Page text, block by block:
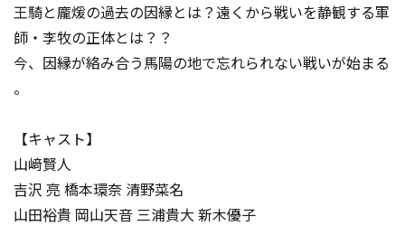
王騎と龐煖の過去の因縁とは？遠くから戦いを静観する軍
師・李牧の正体とは？？
今、因縁が絡み合う馬陽の地で忘れられない戦いが始まる
――。
【キャスト】
山﨑賢人
吉沢 亮 橋本環奈 清野菜名
山田裕貴 岡山天音 三浦貴大 新木優子